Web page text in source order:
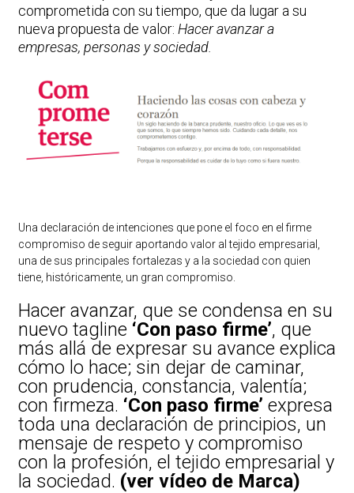
comprometida con su tiempo, que da lugar a su
nueva propuesta de valor: Hacer avanzar a
empresas, personas y sociedad.
Una declaración de intenciones que pone el foco en el firme
compromiso de seguir aportando valor al tejido empresarial,
una de sus principales fortalezas y a la sociedad con quien
tiene, históricamente, un gran compromiso.
Hacer avanzar, que se condensa en su
nuevo tagline ‘Con paso firme’, que
más allá de expresar su avance explica
cómo lo hace; sin dejar de caminar,
con prudencia, constancia, valentía;
con firmeza. ‘Con paso firme’ expresa
toda una declaración de principios, un
mensaje de respeto y compromiso
con la profesión, el tejido empresarial y
la sociedad. (ver vídeo de Marca)